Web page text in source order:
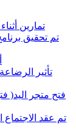
تمارين
تم تحقيق
تأثير
تم عقد الاجتماع